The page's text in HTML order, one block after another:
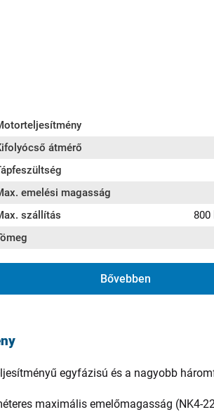
átmérő
emelési magasság
szállítás
Bővebben
egyfázisú és a nagyobb
maximális emelőmagasság (NK4-